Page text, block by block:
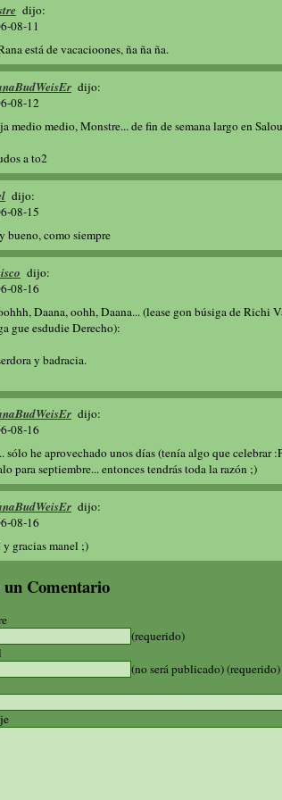
dijo:
08-11
está de vacacioones, ña ña ña.
dijo:
08-12
medio medio, Monstre... de fin de semana largo en
a to2
dijo:
08-15
bueno, como siempre
dijo:
08-16
Daana, oohh, Daana... (lease gon búsiga de Richi
gue esdudie Derecho):
y badracia.
dijo:
08-16
sólo he aprovechado unos días (tenía algo que celebrar
para septiembre... entonces tendrás toda la razón ;)
dijo:
08-16
gracias manel ;)
un Comentario
(requerido)
(no será publicado) (requerido)